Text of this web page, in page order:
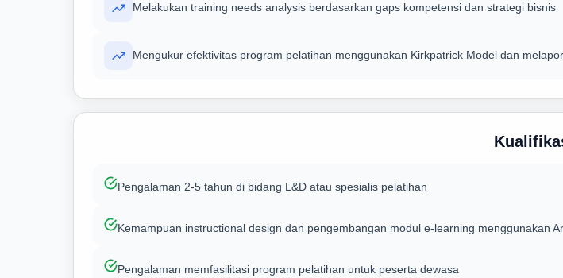
Melakukan training needs analysis berdasarkan gaps kompetensi dan strategi bisnis
Mengukur efektivitas program pelatihan menggunakan Kirkpatrick Model dan
Pengalaman 2-5 tahun di bidang L&D atau spesialis pelatihan
Kemampuan instructional design dan pengembangan modul e-learning menggunakan
Pengalaman memfasilitasi program pelatihan untuk peserta dewasa